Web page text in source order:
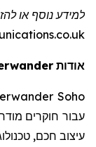
למידע נוסף או
אודות
Soho
עבור חוקרים
עיצוב חכם,